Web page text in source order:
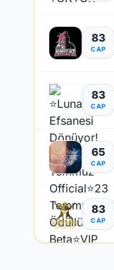
83
CAP
83
CAP
65
CAP
83
CAP